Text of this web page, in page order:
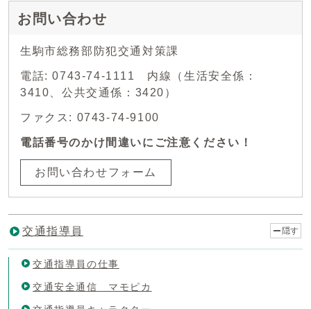
お問い合わせ
生駒市総務部防犯交通対策課
電話: 0743-74-1111 内線（生活安全係：
3410、公共交通係：3420）
ファクス: 0743-74-9100
電話番号のかけ間違いにご注意ください！
お問い合わせフォーム
交通指導員 隠す
交通指導員の仕事
交通安全通信 マモピカ